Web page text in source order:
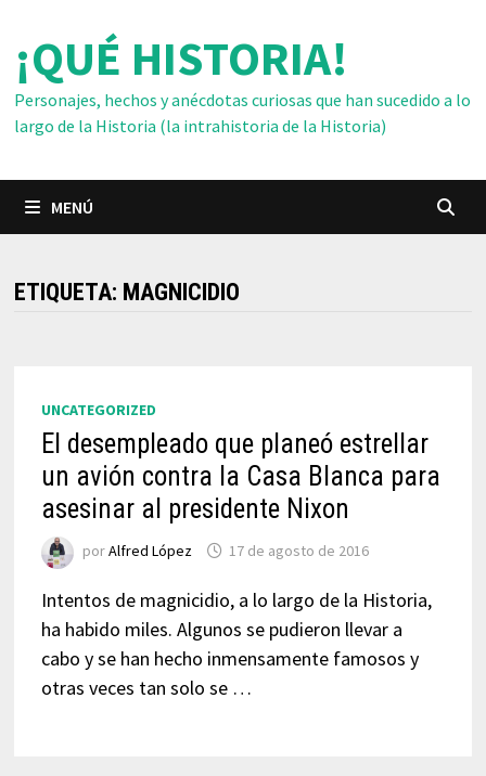
contenido
¡QUÉ HISTORIA!
Personajes, hechos y anécdotas curiosas que han sucedido a lo
largo de la Historia (la intrahistoria de la Historia)
MENÚ
ETIQUETA: MAGNICIDIO
UNCATEGORIZED
El desempleado que planeó estrellar
un avión contra la Casa Blanca para
asesinar al presidente Nixon
porAlfred López 17 de agosto de 2016
Intentos de magnicidio, a lo largo de la Historia,
ha habido miles. Algunos se pudieron llevar a
cabo y se han hecho inmensamente famosos y
otras veces tan solo se …